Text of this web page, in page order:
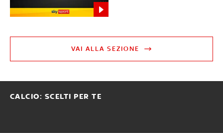
VAI ALLA SEZIONE
CALCIO: SCELTI PER TE